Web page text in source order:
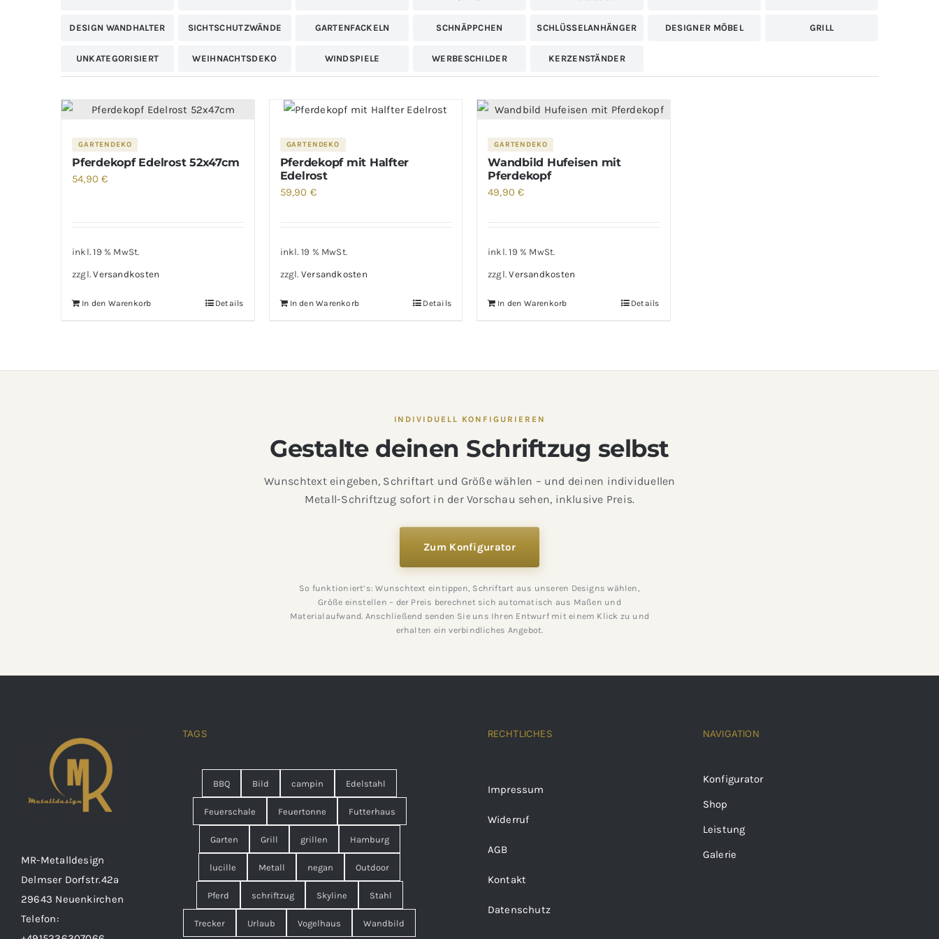
Feuerkörbe und Tonnen
DESIGN WANDHALTER SICHTSCHUTZWÄNDE GARTENFACKELN SCHNÄPPCHEN SCHLÜSSELANHÄNGER DESIGNER MÖBEL GRILL
UNKATEGORISIERT WEIHNACHTSDEKO WINDSPIELE WERBESCHILDER KERZENSTÄNDER
GARTENDEKO
Pferdekopf Edelrost 52x47cm
54,90€
inkl. 19 % MwSt.
zzgl.Versandkosten
In den Warenkorb Details
GARTENDEKO
Pferdekopf mit Halfter
Edelrost
59,90 €
inkl. 19 % MwSt.
zzgl. Versandkosten
In den Warenkorb Details
GARTENDEKO
Wandbild Hufeisen mit
Pferdekopf
49,90€
inkl. 19 % MwSt.
zzgl.Versandkosten
In den Warenkorb Details
INDIVIDUELL KONFIGURIEREN
Gestalte deinen Schriftzug selbst
Wunschtext eingeben, Schriftart und Größe wählen – und deinen individuellen
Metall-Schriftzug sofort in der Vorschau sehen, inklusive Preis.
Zum Konfigurator
So funktioniert’s: Wunschtext eintippen, Schriftart aus unseren Designs wählen,
Größe einstellen – der Preis berechnet sich automatisch aus Maßen und
Materialaufwand. Anschließend senden Sie uns Ihren Entwurf mit einem Klick zu und
erhalten ein verbindliches Angebot.
MR-Metalldesign
Delmser Dorfstr.42a
29643 Neuenkirchen
Telefon:
TAGS
BBQ Bild campin Edelstahl
Feuerschale Feuertonne Futterhaus
Garten Grill grillen Hamburg
lucille Metall negan Outdoor
Pferd schriftzug Skyline Stahl
Trecker Urlaub Vogelhaus Wandbild
RECHTLICHES
Impressum
Widerruf
AGB
Kontakt
Datenschutz
NAVIGATION
Konfigurator
Shop
Leistung
Galerie